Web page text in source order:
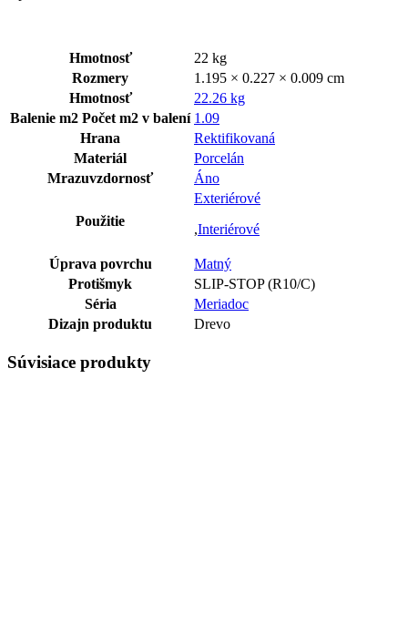
Hmotnosť
22 kg
Rozmery
1.195 × 0.227 × 0.009 cm
Hmotnosť
22.26 kg
Balenie m2 Počet m2 v balení 1.09
Hrana
Rektifikovaná
Materiál
Porcelán
Mrazuvzdornosť
Áno
Použitie
Exteriérové
,Interiérové
Úprava povrchu
Matný
Protišmyk
SLIP-STOP (R10/C)
Séria
Meriadoc
Dizajn produktu
Drevo
Súvisiace produkty